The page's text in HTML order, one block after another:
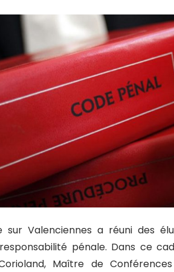
sur Valenciennes a réuni des
pénale. Dans ce
Maître de